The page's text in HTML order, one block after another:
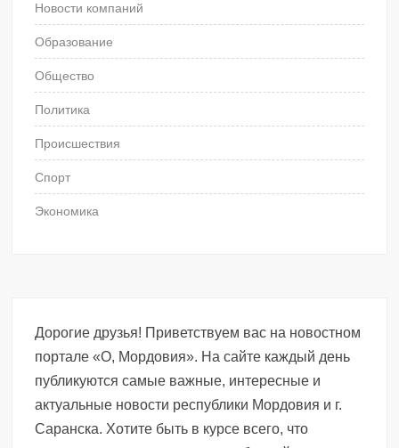
Новости компаний
Образование
Общество
Политика
Происшествия
Спорт
Экономика
Дорогие друзья! Приветствуем вас на новостном
портале «О, Мордовия». На сайте каждый день
публикуются самые важные, интересные и
актуальные новости республики Мордовия и г.
Саранска. Хотите быть в курсе всего, что